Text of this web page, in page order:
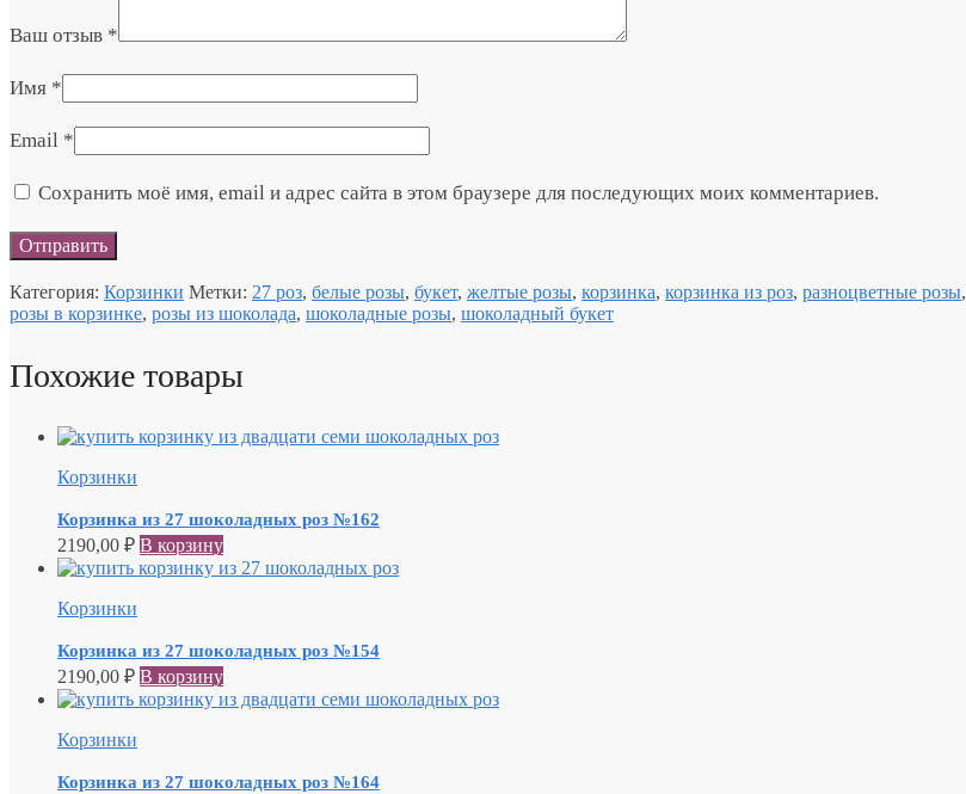
Ваш отзыв *
Имя *
Email *
Сохранить моё имя, email и адрес сайта в этом браузере для последующих моих комментариев.
Категория: Корзинки Метки: 27 роз, белые розы, букет, желтые розы, корзинка, корзинка из роз, разноцветные розы,
розы в корзинке, розы из шоколада, шоколадные розы, шоколадный букет
Похожие товары
Корзинки
Корзинка из 27 шоколадных роз №162
2190,00 ₽ В корзину
Корзинки
Корзинка из 27 шоколадных роз №154
2190,00 ₽ В корзину
Корзинки
Корзинка из 27 шоколадных роз №164